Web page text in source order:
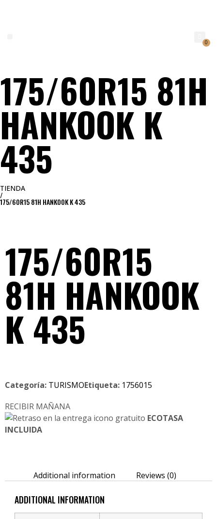
0
175/60R15 81H
HANKOOK K
435
TIENDA
/
175/60R15 81H HANKOOK K 435
175/60R15
81H HANKOOK
K 435
Categoría: TURISMOEtiqueta: 1756015
RECIBIR MAÑANA
ECOTASA
INCLUIDA
Additional information Reviews (0)
ADDITIONAL INFORMATION